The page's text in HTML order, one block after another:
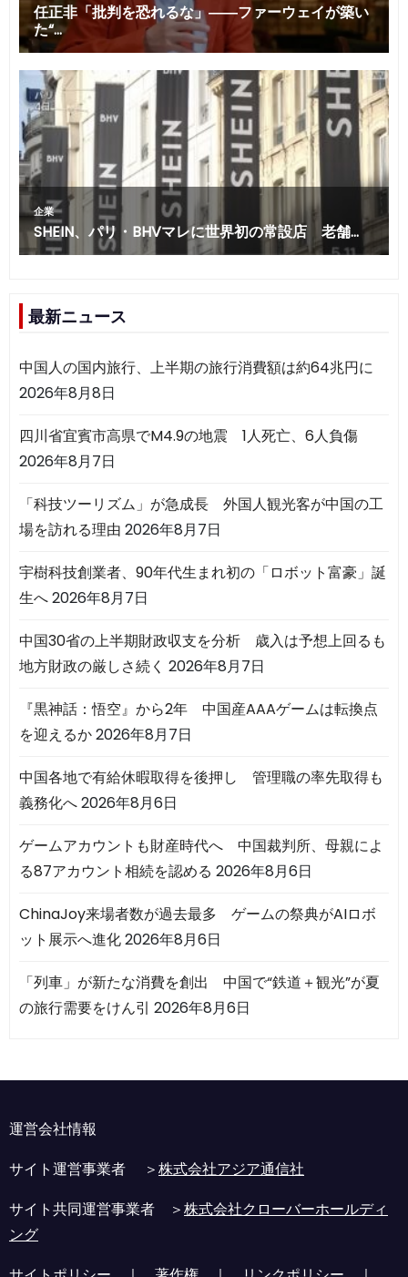
最新ニュース
中国人の国内旅行、上半期の旅行消費額は約64兆円に
2026年8月8日
四川省宜賓市高県でM4.9の地震 1人死亡、6人負傷
2026年8月7日
「科技ツーリズム」が急成長 外国人観光客が中国の工
場を訪れる理由 2026年8月7日
宇樹科技創業者、90年代生まれ初の「ロボット富豪」誕
生へ2026年8月7日
中国30省の上半期財政収支を分析 歳入は予想上回るも
地方財政の厳しさ続く 2026年8月7日
『黒神話：悟空』から2年 中国産AAAゲームは転換点
を迎えるか2026年8月7日
中国各地で有給休暇取得を後押し 管理職の率先取得も
義務化へ2026年8月6日
ゲームアカウントも財産時代へ 中国裁判所、母親によ
る87アカウント相続を認める 2026年8月6日
ChinaJoy来場者数が過去最多 ゲームの祭典がAIロボ
ット展示へ進化2026年8月6日
「列車」が新たな消費を創出 中国で“鉄道＋観光”が夏
の旅行需要をけん引 2026年8月6日
運営会社情報
サイト運営事業者 ＞株式会社アジア通信社
サイト共同運営事業者 ＞株式会社クローバーホールディ
ング